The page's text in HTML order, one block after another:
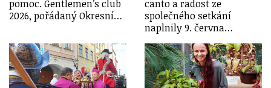
pomoc. Gentlemen’s club
2026, pořádaný Okresní…
canto a radost ze
společného setkání
naplnily 9. června…